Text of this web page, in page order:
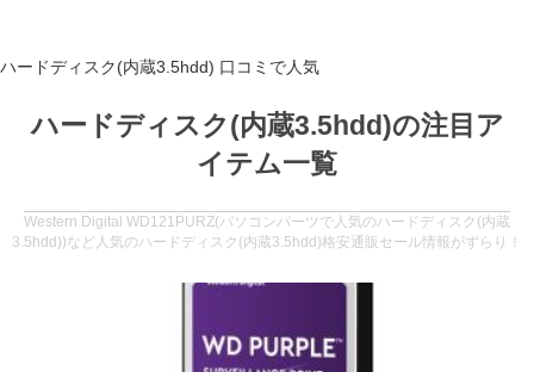
ハードディスク(内蔵3.5hdd) 口コミで人気
ハードディスク(内蔵3.5hdd)の注目ア
イテム一覧
Western Digital WD121PURZ(パソコンパーツで人気のハードディスク(内蔵
3.5hdd))など人気のハードディスク(内蔵3.5hdd)格安通販セール情報がずらり！